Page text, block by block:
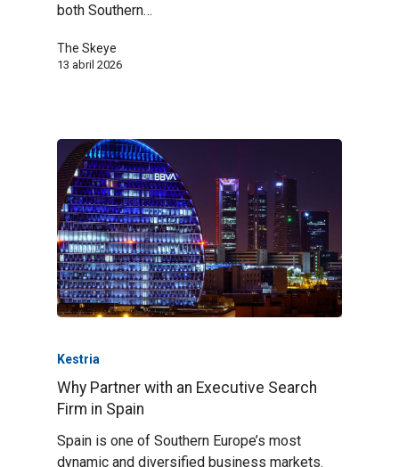
both Southern…
The Skeye
13 abril 2026
Kestria
Why Partner with an Executive Search
Firm in Spain
Spain is one of Southern Europe’s most
dynamic and diversified business markets.